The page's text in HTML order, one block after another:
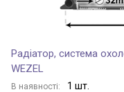
Радіатор, система
WEZEL
В наявності: 1 шт.